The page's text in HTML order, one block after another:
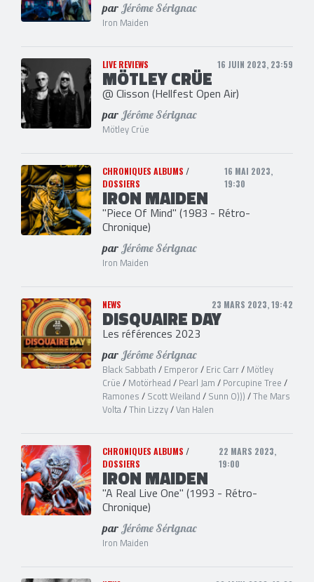
par Jérôme Sérignac
Iron Maiden
LIVE REVIEWS 16 JUIN 2023, 23:59
MÖTLEY CRÜE
@ Clisson (Hellfest Open Air)
par Jérôme Sérignac
Mötley Crüe
CHRONIQUES ALBUMS /
DOSSIERS
16 MAI 2023,
19:30
IRON MAIDEN
"Piece Of Mind" (1983 - Rétro-
Chronique)
par Jérôme Sérignac
Iron Maiden
NEWS 23 MARS 2023, 19:42
DISQUAIRE DAY
Les références 2023
par Jérôme Sérignac
Black Sabbath / Emperor/ Eric Carr/ Mötley
Crüe / Motörhead / Pearl Jam / Porcupine Tree /
Ramones / Scott Weiland / Sunn O))) /The Mars
Volta/Thin Lizzy/Van Halen
CHRONIQUES ALBUMS /
DOSSIERS
22 MARS 2023,
19:00
IRON MAIDEN
"A Real Live One" (1993 - Rétro-
Chronique)
par Jérôme Sérignac
Iron Maiden